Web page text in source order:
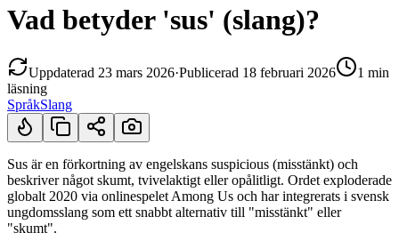
Vad betyder 'sus' (slang)?
Uppdaterad 23 mars 2026·Publicerad 18 februari 2026
1 min
läsning
SpråkSlang
Kort svar
Sus är en förkortning av engelskans suspicious (misstänkt) och
beskriver något skumt, tvivelaktigt eller opålitligt. Ordet exploderade
globalt 2020 via onlinespelet Among Us och har integrerats i svensk
ungdomsslang som ett snabbt alternativ till "misstänkt" eller
"skumt".